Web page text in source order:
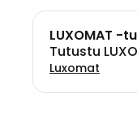
LUXOMAT -
Tutustu
Luxomat